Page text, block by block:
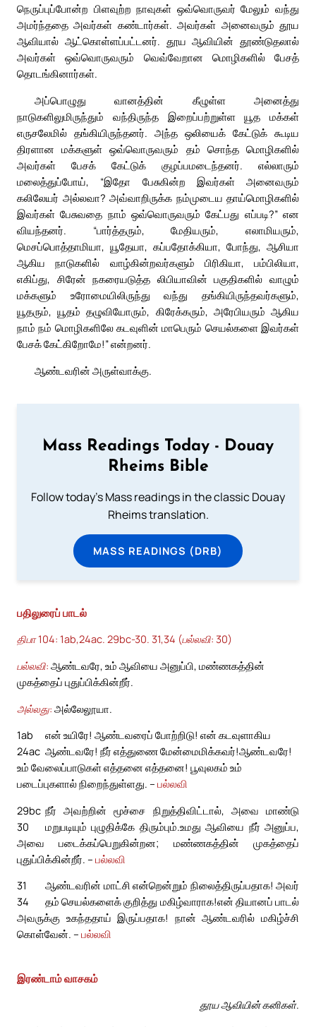
நெருப்புப்போன்ற பிளவுற்ற நாவுகள் ஒவ்வொருவர் மேலும் வந்து
அமர்ந்ததை அவர்கள் கண்டார்கள். அவர்கள் அனைவரும் தூய
ஆவியால் ஆட்கொள்ளப்பட்டனர். தூய ஆவியின் தூண்டுதலால்
அவர்கள் ஒவ்வொருவரும் வெவ்வேறான மொழிகளில் பேசத்
தொடங்கினார்கள்.
அப்பொழுது வானத்தின் கீழுள்ள அனைத்து
நாடுகளிலுமிருந்தும் வந்திருந்த இறைப்பற்றுள்ள யூத மக்கள்
எருசலேமில் தங்கியிருந்தனர். அந்த ஒலியைக் கேட்டுக் கூடிய
திரளான மக்களுள் ஒவ்வொருவரும் தம் சொந்த மொழிகளில்
அவர்கள் பேசக் கேட்டுக் குழப்பமடைந்தனர். எல்லாரும்
மலைத்துப்போய், “இதோ பேசுகின்ற இவர்கள் அனைவரும்
கலிலேயர் அல்லவா? அவ்வாறிருக்க நம்முடைய தாய்மொழிகளில்
இவர்கள் பேசுவதை நாம் ஒவ்வொருவரும் கேட்பது எப்படி?” என
வியந்தனர். “பார்த்தரும், மேதியரும், எலாமியரும்,
மெசப்பொத்தாமியா, யூதேயா, கப்பதோக்கியா, போந்து, ஆசியா
ஆகிய நாடுகளில் வாழ்கின்றவர்களும் பிரிகியா, பம்பிலியா,
எகிப்து, சிரேன் நகரையடுத்த லிபியாவின் பகுதிகளில் வாழும்
மக்களும் உரோமையிலிருந்து வந்து தங்கியிருந்தவர்களும்,
யூதரும், யூதம் தழுவியோரும், கிரேக்கரும், அரேபியரும் ஆகிய
நாம் நம் மொழிகளிலே கடவுளின் மாபெரும் செயல்களை இவர்கள்
பேசக் கேட்கிறோமே!” என்றனர்.
ஆண்டவரின் அருள்வாக்கு.
Mass Readings Today - Douay
Rheims Bible
Follow today's Mass readings in the classic Douay
Rheims translation.
MASS READINGS (DRB)
பதிலுரைப் பாடல்
திபா 104: 1ab,24ac. 29bc-30. 31,34 (பல்லவி: 30)
பல்லவி: ஆண்டவரே, உம் ஆவியை அனுப்பி, மண்ணகத்தின்
முகத்தைப் புதுப்பிக்கின்றீர்.
அல்லது: அல்லேலூயா.
1ab
என் உயிரே! ஆண்டவரைப் போற்றிடு! என் கடவுளாகிய
ஆண்டவரே! நீர் எத்துணை மேன்மைமிக்கவர்!
24ac
ஆண்டவரே!
உம் வேலைப்பாடுகள் எத்தனை எத்தனை! பூவுலகம் உம்
படைப்புகளால் நிறைந்துள்ளது. – பல்லவி
29bc நீர் அவற்றின் மூச்சை நிறுத்திவிட்டால், அவை மாண்டு
மறுபடியும் புழுதிக்கே திரும்பும்.
30
உமது ஆவியை நீர் அனுப்ப,
அவை படைக்கப்பெறுகின்றன; மண்ணகத்தின் முகத்தைப்
புதுப்பிக்கின்றீர். – பல்லவி
31
ஆண்டவரின் மாட்சி என்றென்றும் நிலைத்திருப்பதாக! அவர்
தம் செயல்களைக் குறித்து மகிழ்வாராக!
34
என் தியானப் பாடல்
அவருக்கு உகந்ததாய் இருப்பதாக! நான் ஆண்டவரில் மகிழ்ச்சி
கொள்வேன். – பல்லவி
இரண்டாம் வாசகம்
தூய ஆவியின் கனிகள்.